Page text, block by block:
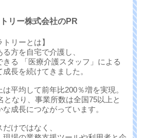
リー株式会社のPR
リーとは】
方を自宅で介護し、
きる 「医療介護スタッフ」による
長を続けてきました。
平均して前年比200％増を実現。
となり、事業所数は全国75以上と
成長につながっています。
けではなく、